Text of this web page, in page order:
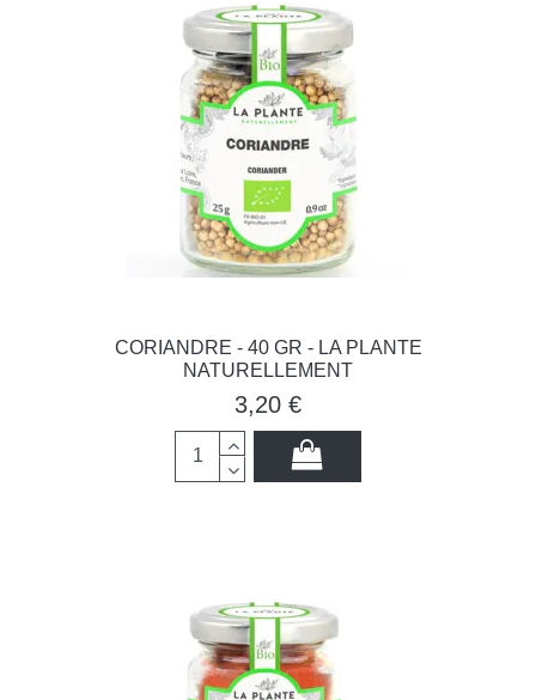
CORIANDRE - 40 GR - LA PLANTE
NATURELLEMENT
3,20 €